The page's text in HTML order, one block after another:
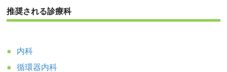
推奨される診療科
内科
循環器内科